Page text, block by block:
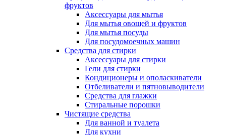
фруктов
Аксессуары для мытья
Для мытья овощей и фруктов
Для мытья посуды
Для посудомоечных машин
Средства для стирки
Аксессуары для стирки
Гели для стирки
Кондиционеры и ополаскиватели
Отбеливатели и пятновыводители
Средства для глажки
Стиральные порошки
Чистящие средства
Для ванной и туалета
Для кухни